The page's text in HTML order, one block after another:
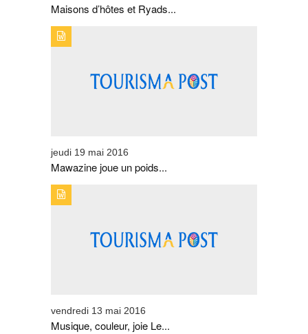
Maisons d’hôtes et Ryads...
TOURISME
jeudi 19 mai 2016
Mawazine joue un poids...
TIENT TOUTES SES PROMESSES
vendredi 13 mai 2016
Musique, couleur, joie Le...